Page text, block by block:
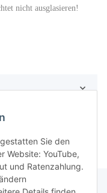
nicht ausglasieren!
Sie den
Website: YouTube,
und Ratenzahlung.